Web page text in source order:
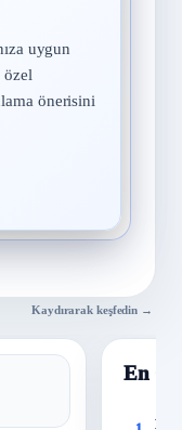
uygun
özel
önerisini
Kaydırarak keşfedin →
En
150